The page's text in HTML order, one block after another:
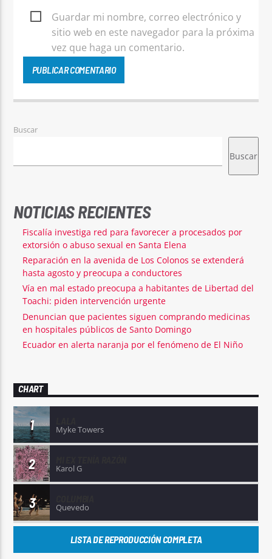
Guardar mi nombre, correo electrónico y
sitio web en este navegador para la próxima
vez que haga un comentario.
Buscar
Buscar
NOTICIAS RECIENTES
Fiscalía investiga red para favorecer a procesados por
extorsión o abuso sexual en Santa Elena
Reparación en la avenida de Los Colonos se extenderá
hasta agosto y preocupa a conductores
Vía en mal estado preocupa a habitantes de Libertad del
Toachi: piden intervención urgente
Denuncian que pacientes siguen comprando medicinas
en hospitales públicos de Santo Domingo
Ecuador en alerta naranja por el fenómeno de El Niño
CHART
1 Myke Towers
2 Karol G
3 Quevedo
LISTA DE REPRODUCCIÓN COMPLETA